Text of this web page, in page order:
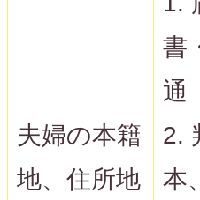
夫婦の本籍
地、住所地
書
通
2.
本